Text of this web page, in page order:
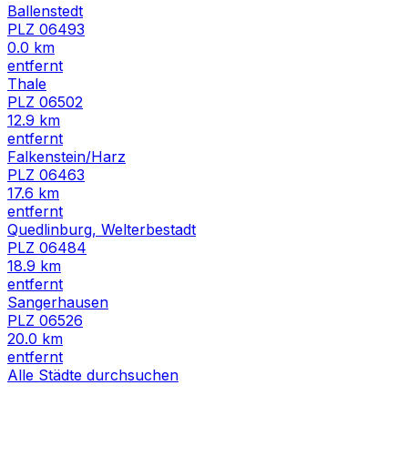
Ballenstedt
PLZ 06493
0.0 km
entfernt
Thale
PLZ 06502
12.9 km
entfernt
Falkenstein/Harz
PLZ 06463
17.6 km
entfernt
Quedlinburg, Welterbestadt
PLZ 06484
18.9 km
entfernt
Sangerhausen
PLZ 06526
20.0 km
entfernt
Alle Städte durchsuchen